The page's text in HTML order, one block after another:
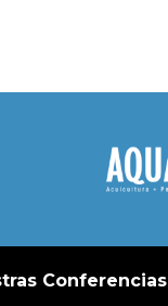
Conferencias